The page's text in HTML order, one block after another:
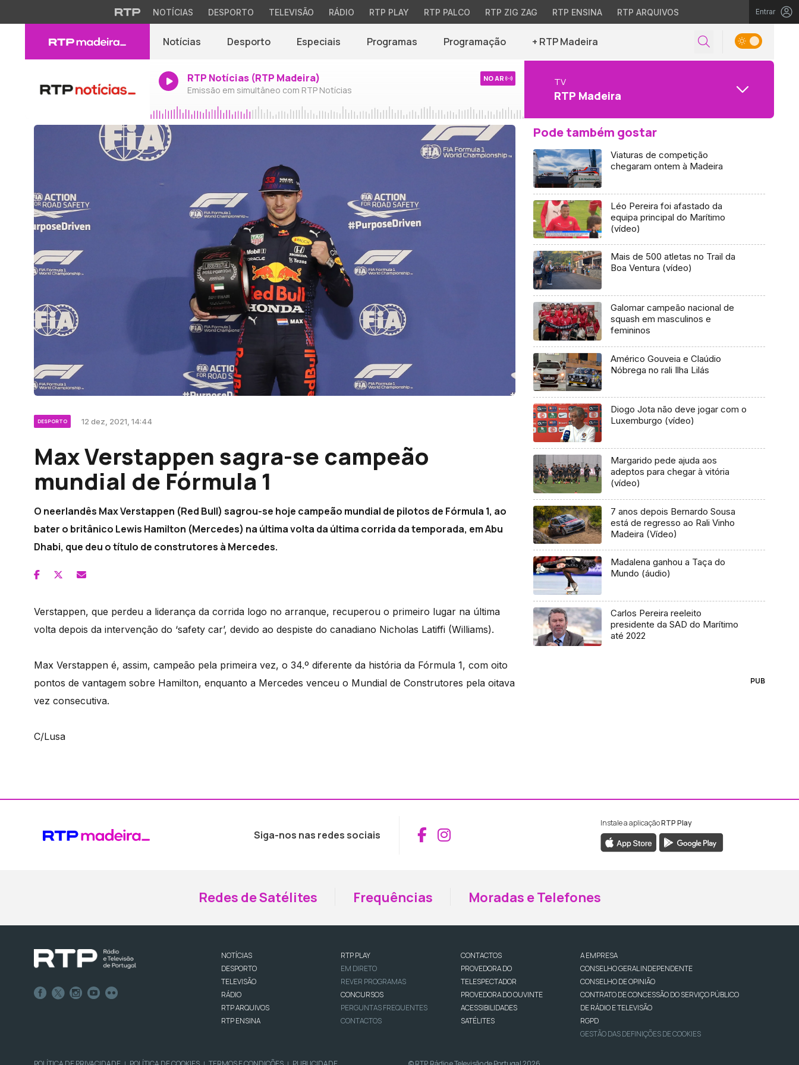
NOTÍCIAS DESPORTO TELEVISÃO RÁDIO RTP PLAY RTP PALCO RTP ZIG ZAG RTP ENSINA RTP ARQUIVOS Entrar
Notícias Desporto Especiais Programas Programação + RTP Madeira
RTP Notícias (RTP Madeira)
Emissão em simultâneo com RTP Notícias
NO AR TV
RTP Madeira
DESPORTO 12 dez, 2021, 14:44
Max Verstappen sagra-se campeão
mundial de Fórmula 1
O neerlandês Max Verstappen (Red Bull) sagrou-se hoje campeão mundial de pilotos de Fórmula 1, ao
bater o britânico Lewis Hamilton (Mercedes) na última volta da última corrida da temporada, em Abu
Dhabi, que deu o título de construtores à Mercedes.
Verstappen, que perdeu a liderança da corrida logo no arranque, recuperou o primeiro lugar na última
volta depois da intervenção do ‘safety car’, devido ao despiste do canadiano Nicholas Latiffi (Williams).
Max Verstappen é, assim, campeão pela primeira vez, o 34.º diferente da história da Fórmula 1, com oito
pontos de vantagem sobre Hamilton, enquanto a Mercedes venceu o Mundial de Construtores pela oitava
vez consecutiva.
C/Lusa
Pode também gostar
Viaturas de competição
chegaram ontem à Madeira
Léo Pereira foi afastado da
equipa principal do Marítimo
(vídeo)
Mais de 500 atletas no Trail da
Boa Ventura (vídeo)
Galomar campeão nacional de
squash em masculinos e
femininos
Américo Gouveia e Claúdio
Nóbrega no rali Ilha Lilás
Diogo Jota não deve jogar com o
Luxemburgo (vídeo)
Margarido pede ajuda aos
adeptos para chegar à vitória
(vídeo)
7 anos depois Bernardo Sousa
está de regresso ao Rali Vinho
Madeira (Vídeo)
Madalena ganhou a Taça do
Mundo (áudio)
Carlos Pereira reeleito
presidente da SAD do Marítimo
até 2022
PUB
Siga-nos nas redes sociais Aceder ao Facebook da RTP Madeira
Aceder ao Instagram da RTP Madeira
Instale a aplicaçãoRTP Play
Redes de Satélites Frequências Moradas e Telefones
NOTÍCIAS
DESPORTO
TELEVISÃO
RÁDIO
RTP ARQUIVOS
RTP ENSINA
RTP PLAY
EM DIRETO
REVER PROGRAMAS
CONCURSOS
PERGUNTAS FREQUENTES
CONTACTOS
CONTACTOS
PROVEDORA DO
TELESPECTADOR
PROVEDORA DO OUVINTE
ACESSIBILIDADES
SATÉLITES
A EMPRESA
CONSELHO GERAL INDEPENDENTE
CONSELHO DE OPINIÃO
CONTRATO DE CONCESSÃO DO SERVIÇO PÚBLICO
DE RÁDIO E TELEVISÃO
RGPD
GESTÃO DAS DEFINIÇÕES DE COOKIES